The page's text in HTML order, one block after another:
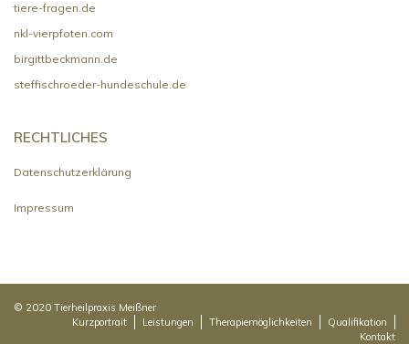
tiere-fragen.de
nkl-vierpfoten.com
birgittbeckmann.de
steffischroeder-hundeschule.de
RECHTLICHES
Datenschutzerklärung
Impressum
© 2020 Tierheilpraxis Meißner
Kurzportrait
Leistungen Therapiemöglichkeiten
Qualifikation
Kontakt